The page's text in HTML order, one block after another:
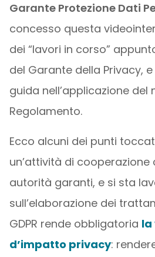
Garante Protezione Dati
concesso questa
dei “lavori in corso”
del Garante della Privacy,
guida nell’applicazione del
Regolamento.
Ecco alcuni dei punti
un’attività di cooperazione
autorità garanti, e si sta
sull’elaborazione dei
GDPR rende obbligatoria la
d’impatto privacy: